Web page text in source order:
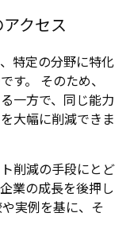
クセス
特定の分野に特化
す。 そのため、
一方で、同じ能力
大幅に削減できま
削減の手段にとど
業の成長を後押し
実例を基に、そ